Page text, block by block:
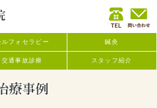
ルフォセラピー 鍼灸
交通事故診療 スタッフ紹介
療事例